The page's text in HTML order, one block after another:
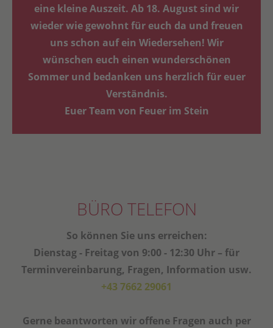
eine kleine Auszeit. Ab 18. August sind wir
wieder wie gewohnt für euch da und freuen
uns schon auf ein Wiedersehen! Wir
wünschen euch einen wunderschönen
Sommer und bedanken uns herzlich für euer
Verständnis.
Euer Team von Feuer im Stein
BÜRO TELEFON
So können Sie uns erreichen:
Dienstag - Freitag von 9:00 - 12:30 Uhr – für
Terminvereinbarung, Fragen, Information usw.
+43 7662 29061
Gerne beantworten wir offene Fragen auch per